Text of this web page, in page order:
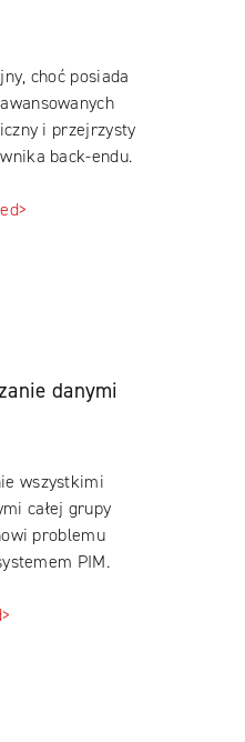
choć posiada
i przejrzysty
back-endu.
danymi
wszystkimi
całej grupy
problemu
PIM.